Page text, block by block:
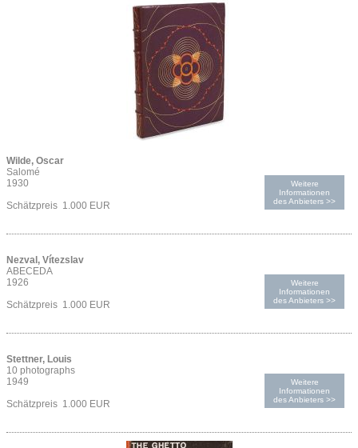
Wilde, Oscar
Salomé
1930
Schätzpreis 1.000 EUR
Weitere
Informationen
des Anbieters >>
Nezval, Vítezslav
ABECEDA
1926
Schätzpreis 1.000 EUR
Weitere
Informationen
des Anbieters >>
Stettner, Louis
10 photographs
1949
Schätzpreis 1.000 EUR
Weitere
Informationen
des Anbieters >>